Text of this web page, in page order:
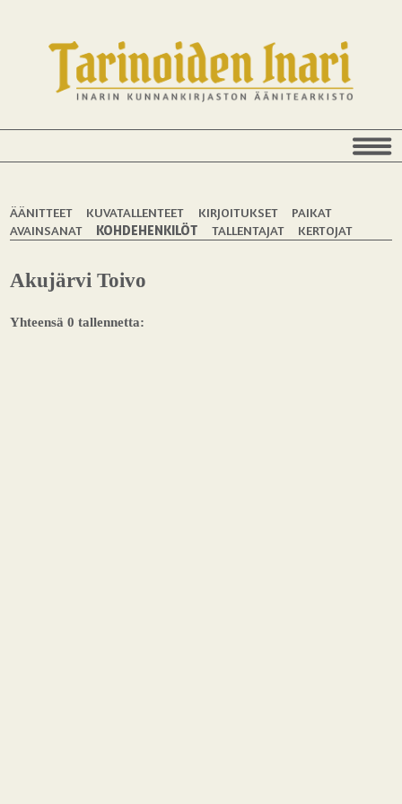
ÄÄNITTEET KUVATALLENTEET KIRJOITUKSET
PAIKAT
AVAINSANAT
KOHDEHENKILÖT TALLENTAJAT KERTOJAT
Akujärvi Toivo
Yhteensä 0 tallennetta: